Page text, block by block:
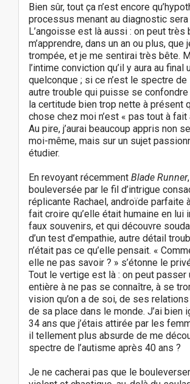
Bien sûr, tout ça n’est encore
processus menant au diagnostic
L’angoisse est là aussi : on peut très
m’apprendre, dans un an ou plus, que
trompée, et je me sentirai très bête.
l’intime conviction qu’il y aura au final
quelconque ; si ce n’est le spectre de
autre trouble qui puisse se confondre
la certitude bien trop nette à présent
chose chez moi n’est « pas tout à fait
Au pire, j’aurai beaucoup appris non
moi-même, mais sur un sujet
étudier.
En revoyant récemment Blade Runner
bouleversée par le fil d’intrigue
réplicante Rachael, androïde parfaite
fait croire qu’elle était humaine en lui
faux souvenirs, et qui découvre
d’un test d’empathie, autre détail
n’était pas ce qu’elle pensait. «
elle ne pas savoir ? » s’étonne le
Tout le vertige est là : on peut passer
entière à ne pas se connaître, à se
vision qu’on a de soi, de ses
de sa place dans le monde. J’ai bien
34 ans que j’étais attirée par les
il tellement plus absurde de me
spectre de l’autisme après 40 ans ?
Je ne cacherai pas que le